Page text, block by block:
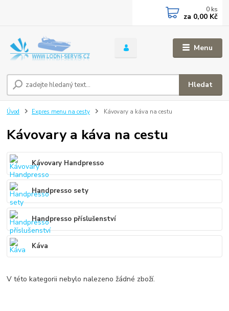
Menu
Hledat
0 ks
za 0,00 Kč
Úvod Expres menu na cesty Kávovary a káva na cestu
Kávovary a káva na cestu
Kávovary Handpresso
Handpresso sety
Handpresso příslušenství
Káva
V této kategorii nebylo nalezeno žádné zboží.